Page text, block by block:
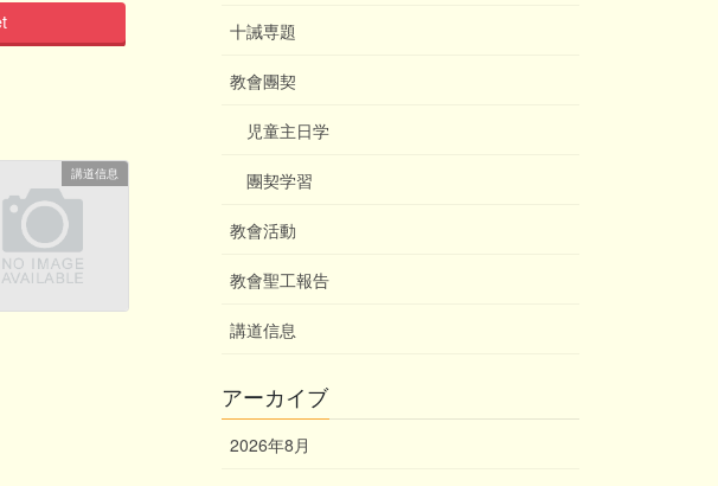
講道信息
十誡専題
教會團契
児童主日学
團契学習
教會活動
教會聖工報告
講道信息
アーカイブ
2026年8月